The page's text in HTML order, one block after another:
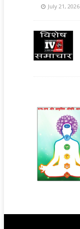
July 21, 2026